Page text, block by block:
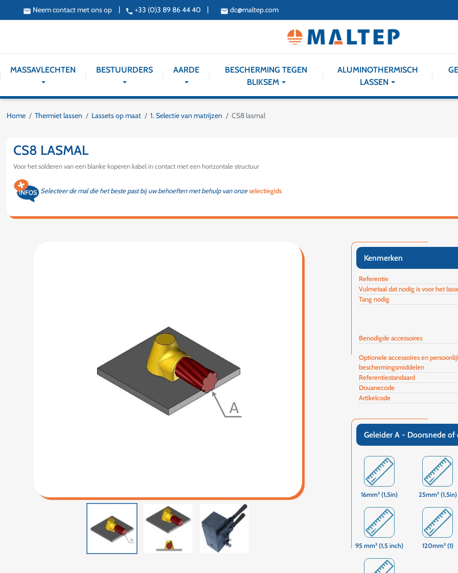
email Neem contact met ons op | phone +33 (0)3 89 86 44 40 | email dc@maltep.com
MASSAVLECHTEN BESTUURDERS AARDE
BESCHERMING TEGEN
BLIKSEM
ALUMINOTHERMISCH
LASSEN
Home Thermiet lassen Lassets op maat 1. Selectie van matrijzen CS8 lasmal
CS8 LASMAL
Voor het solderen van een blanke koperen kabel in contact met een horizontale structuur
Selecteer de mal die het beste past bij uw behoeften met behulp van onzeselectiegids
Kenmerken
Referentie
Vulmetaal dat nodig is voor het
Tang nodig
Benodigde accessoires
Optionele accessoires en
beschermingsmiddelen
Referentiestandaard
Douanecode
Artikelcode
Geleider A - Doorsnede of
16mm² (1,5in) 25mm² (1,5in)
95 mm² (1,5 inch) 120mm² (1)